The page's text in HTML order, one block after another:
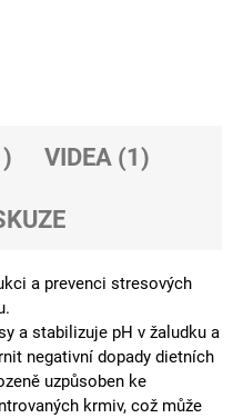
VIDEA (1)
a prevenci stresových
a stabilizuje pH v žaludku a
negativní dopady dietních
uzpůsoben ke
krmiv, což může